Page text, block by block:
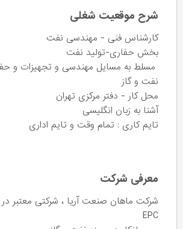
شرح موقعیت شغلی
کارشناس فنی - مهندسی نفت
بخش حفاری-تولید نفت
مسلط به مسایل مهندسی و تجهیزات و
نفت و گاز
محل کار - دفتر مرکزی تهران
آشنا به زبان انگلیسی
تایم کاری : تمام وقت و تایم اداری
معرفی شرکت
شرکت ماهان صنعت آریا ، شرکتی معتبر در
EPC